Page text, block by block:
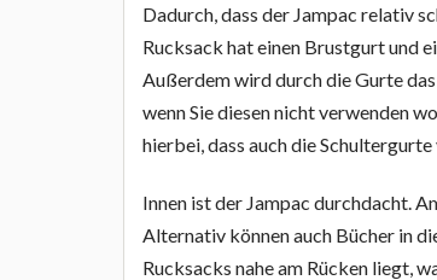
Dadurch, dass der Jampac relativ
Rucksack hat einen Brustgurt und
Außerdem wird durch die Gurte
wenn Sie diesen nicht verwenden
hierbei, dass auch die
Innen ist der Jampac durchdacht.
Alternativ können auch Bücher in
Rucksacks nahe am Rücken liegt,